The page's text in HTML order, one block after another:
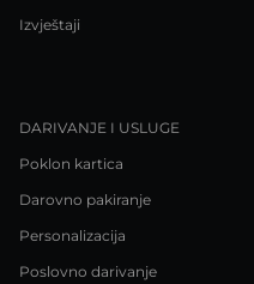
Izvještaji
DARIVANJE I USLUGE
Poklon kartica
Darovno pakiranje
Personalizacija
Poslovno darivanje